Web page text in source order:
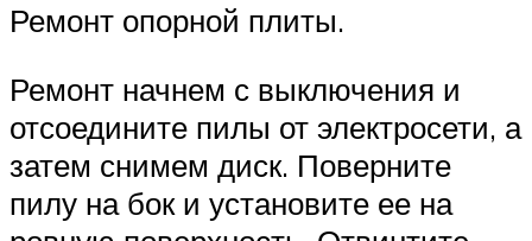
Ремонт опорной плиты.
Ремонт начнем с выключения и
отсоедините пилы от электросети, а
затем снимем диск. Поверните
пилу на бок и установите ее на